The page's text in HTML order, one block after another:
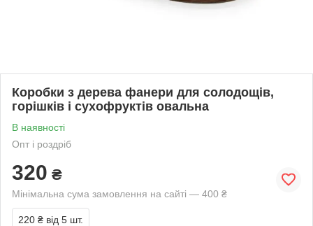
Коробки з дерева фанери для солодощів,
горішків і сухофруктів овальна
В наявності
Опт і роздріб
320 ₴
Мінімальна сума замовлення на сайті — 400 ₴
220 ₴ від 5 шт.